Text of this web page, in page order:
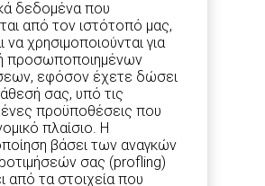
δεδομένα που
από τον ιστότοπό μας,
να χρησιμοποιούνται για
προσωποποιημένων
εφόσον έχετε δώσει
σας, υπό τις
προϋποθέσεις που
πλαίσιο. H
βάσει των αναγκών
σας (profling)
από τα στοιχεία που